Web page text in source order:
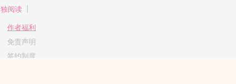
独阅读
作者福利
免责声明
签约制度